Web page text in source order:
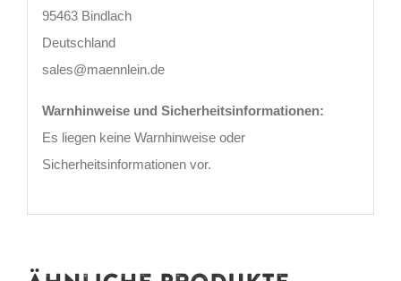
95463 Bindlach
Deutschland
sales@maennlein.de
Warnhinweise und Sicherheitsinformationen:
Es liegen keine Warnhinweise oder
Sicherheitsinformationen vor.